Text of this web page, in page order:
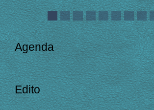
Agenda
Edito